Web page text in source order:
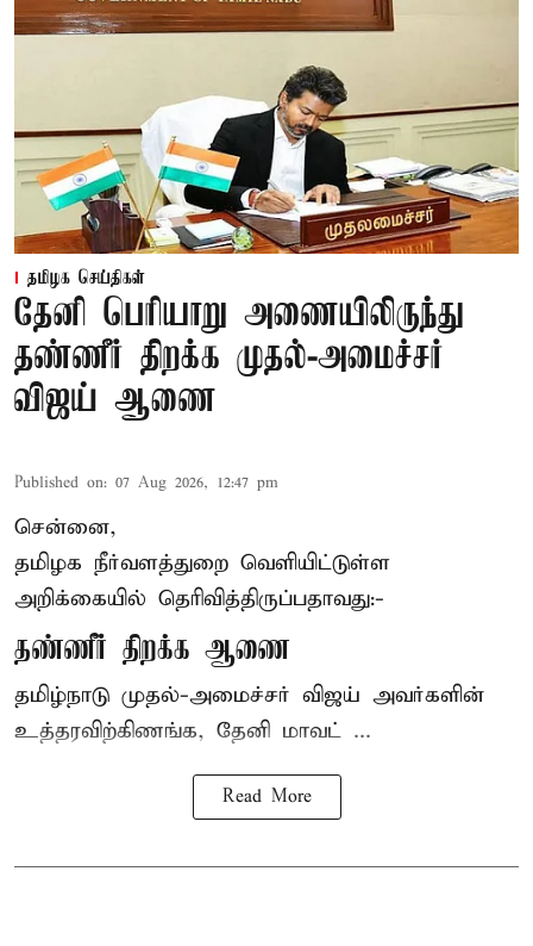
தமிழக செய்திகள்
தேனி பெரியாறு அணையிலிருந்து
தண்ணீர் திறக்க முதல்-அமைச்சர்
விஜய் ஆணை
Published on: 07 Aug 2026, 12:47 pm
சென்னை,
தமிழக நீர்வளத்துறை வெளியிட்டுள்ள
அறிக்கையில் தெரிவித்திருப்பதாவது:-
தண்ணீர் திறக்க ஆணை
தமிழ்நாடு முதல்-அமைச்சர் விஜய் அவர்களின்
உத்தரவிற்கிணங்க, தேனி மாவட் ...
Read More